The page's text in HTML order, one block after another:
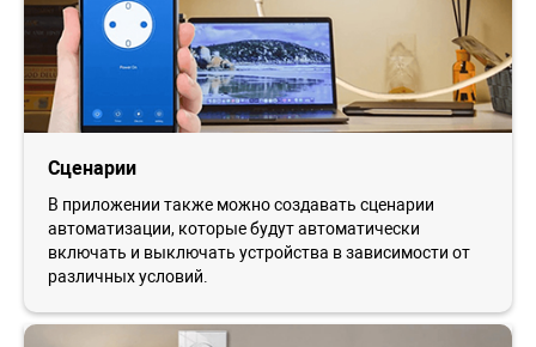
Сценарии
В приложении также можно создавать сценарии
автоматизации, которые будут автоматически
включать и выключать устройства в зависимости от
различных условий.